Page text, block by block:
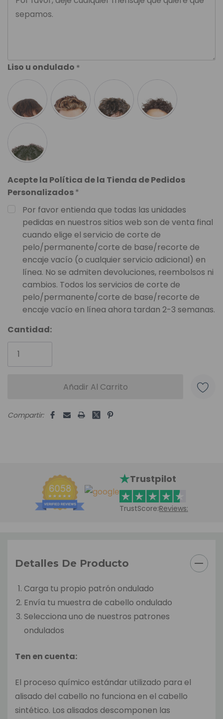
Liso u ondulado *
Acepte la Política de la Tienda de Pedidos
Personalizados*
Por favor entienda que todas las unidades
pedidas en nuestros sitios web son de venta final
cuando elige el servicio de corte de
pelo/permanente/corte de base/recorte de
encaje vacío (o cualquier servicio adicional) en
línea. No se admiten devoluciones, reembolsos ni
cambios. Todos los servicios de corte de
pelo/permanente/corte de base/recorte de
encaje vacío en línea ahora tardan 2-3 semanas.
Unidades
disponibles:
Cantidad:
Compartir:
Trustpilot
TrustScore:Reviews:
Detalles De Producto
Carga tu propio patrón ondulado
Envía tu muestra de cabello ondulado
Selecciona uno de nuestros patrones
ondulados
Ten en cuenta:
El proceso químico estándar utilizado para el
alisado del cabello no funciona en el cabello
sintético. Los alisados descomponen las